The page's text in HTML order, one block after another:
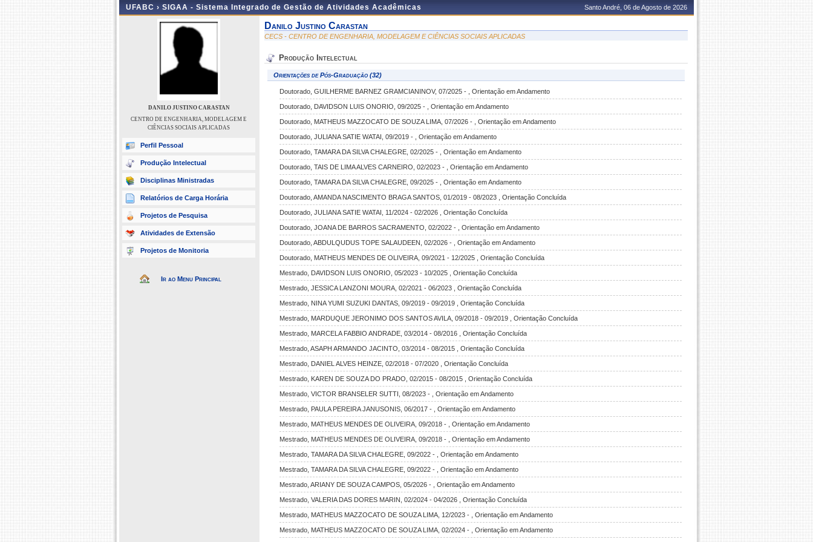
UFABC › SIGAA - Sistema Integrado de Gestão de Atividades Acadêmicas Santo André, 06 de Agosto de 2026
DANILO JUSTINO CARASTAN
CENTRO DE ENGENHARIA, MODELAGEM E
CIÊNCIAS SOCIAIS APLICADAS
Perfil Pessoal
Produção Intelectual
Disciplinas Ministradas
Relatórios de Carga Horária
Projetos de Pesquisa
Atividades de Extensão
Projetos de Monitoria
Ir ao Menu Principal
Danilo Justino Carastan
CECS - CENTRO DE ENGENHARIA, MODELAGEM E CIÊNCIAS SOCIAIS APLICADAS
Produção Intelectual
Orientações de Pós-Graduação (32)
Doutorado, GUILHERME BARNEZ GRAMCIANINOV, 07/2025 - , Orientação em Andamento
Doutorado, DAVIDSON LUIS ONORIO, 09/2025 - , Orientação em Andamento
Doutorado, MATHEUS MAZZOCATO DE SOUZA LIMA, 07/2026 - , Orientação em Andamento
Doutorado, JULIANA SATIE WATAI, 09/2019 - , Orientação em Andamento
Doutorado, TAMARA DA SILVA CHALEGRE, 02/2025 - , Orientação em Andamento
Doutorado, TAIS DE LIMA ALVES CARNEIRO, 02/2023 - , Orientação em Andamento
Doutorado, TAMARA DA SILVA CHALEGRE, 09/2025 - , Orientação em Andamento
Doutorado, AMANDA NASCIMENTO BRAGA SANTOS, 01/2019 - 08/2023 , Orientação Concluída
Doutorado, JULIANA SATIE WATAI, 11/2024 - 02/2026 , Orientação Concluída
Doutorado, JOANA DE BARROS SACRAMENTO, 02/2022 - , Orientação em Andamento
Doutorado, ABDULQUDUS TOPE SALAUDEEN, 02/2026 - , Orientação em Andamento
Doutorado, MATHEUS MENDES DE OLIVEIRA, 09/2021 - 12/2025 , Orientação Concluída
Mestrado, DAVIDSON LUIS ONORIO, 05/2023 - 10/2025 , Orientação Concluída
Mestrado, JESSICA LANZONI MOURA, 02/2021 - 06/2023 , Orientação Concluída
Mestrado, NINA YUMI SUZUKI DANTAS, 09/2019 - 09/2019 , Orientação Concluída
Mestrado, MARDUQUE JERONIMO DOS SANTOS AVILA, 09/2018 - 09/2019 , Orientação Concluída
Mestrado, MARCELA FABBIO ANDRADE, 03/2014 - 08/2016 , Orientação Concluída
Mestrado, ASAPH ARMANDO JACINTO, 03/2014 - 08/2015 , Orientação Concluída
Mestrado, DANIEL ALVES HEINZE, 02/2018 - 07/2020 , Orientação Concluída
Mestrado, KAREN DE SOUZA DO PRADO, 02/2015 - 08/2015 , Orientação Concluída
Mestrado, VICTOR BRANSELER SUTTI, 08/2023 - , Orientação em Andamento
Mestrado, PAULA PEREIRA JANUSONIS, 06/2017 - , Orientação em Andamento
Mestrado, MATHEUS MENDES DE OLIVEIRA, 09/2018 - , Orientação em Andamento
Mestrado, MATHEUS MENDES DE OLIVEIRA, 09/2018 - , Orientação em Andamento
Mestrado, TAMARA DA SILVA CHALEGRE, 09/2022 - , Orientação em Andamento
Mestrado, TAMARA DA SILVA CHALEGRE, 09/2022 - , Orientação em Andamento
Mestrado, ARIANY DE SOUZA CAMPOS, 05/2026 - , Orientação em Andamento
Mestrado, VALERIA DAS DORES MARIN, 02/2024 - 04/2026 , Orientação Concluída
Mestrado, MATHEUS MAZZOCATO DE SOUZA LIMA, 12/2023 - , Orientação em Andamento
Mestrado, MATHEUS MAZZOCATO DE SOUZA LIMA, 02/2024 - , Orientação em Andamento